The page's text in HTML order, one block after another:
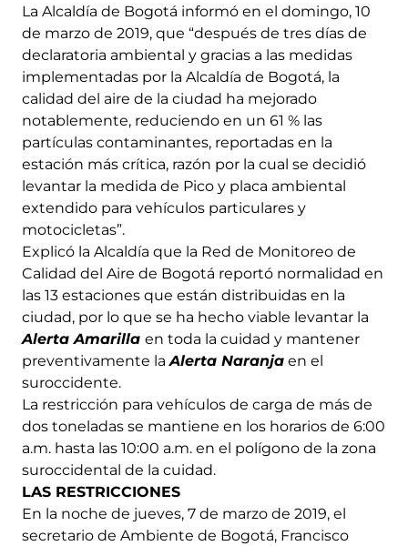
La Alcaldía de Bogotá informó en el domingo, 10
de marzo de 2019, que “después de tres días de
declaratoria ambiental y gracias a las medidas
implementadas por la Alcaldía de Bogotá, la
calidad del aire de la ciudad ha mejorado
notablemente, reduciendo en un 61 % las
partículas contaminantes, reportadas en la
estación más crítica, razón por la cual se decidió
levantar la medida de Pico y placa ambiental
extendido para vehículos particulares y
motocicletas”.
Explicó la Alcaldía que la Red de Monitoreo de
Calidad del Aire de Bogotá reportó normalidad en
las 13 estaciones que están distribuidas en la
ciudad, por lo que se ha hecho viable levantar la
Alerta Amarilla en toda la cuidad y mantener
preventivamente laAlerta Naranja en el
suroccidente.
La restricción para vehículos de carga de más de
dos toneladas se mantiene en los horarios de 6:00
a.m. hasta las 10:00 a.m. en el polígono de la zona
suroccidental de la cuidad.
LAS RESTRICCIONES
En la noche de jueves, 7 de marzo de 2019, el
secretario de Ambiente de Bogotá, Francisco